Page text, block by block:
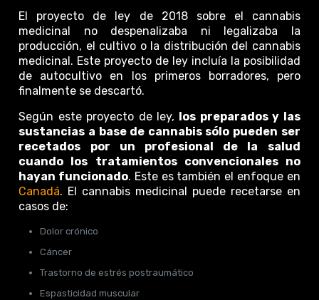
El proyecto de ley de 2018 sobre el cannabis
medicinal no despenalizaba ni legalizaba la
producción, el cultivo o la distribución del cannabis
medicinal. Este proyecto de ley incluía la posibilidad
de autocultivo en los primeros borradores, pero
finalmente se descartó.
Según este proyecto de ley,
los preparados y las
sustancias a base de cannabis sólo pueden ser
recetados por un profesional de la salud
cuando los tratamientos convencionales no
hayan funcionado. Este es también el enfoque en
Canadá. El cannabis medicinal puede recetarse en
casos de:
Dolor crónico
Cáncer
Trastorno de estrés postraumático
Espasticidad muscular